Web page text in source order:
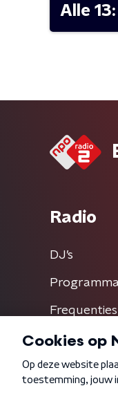
Alle
Radio
DJ’s
Frequenties
Algemene